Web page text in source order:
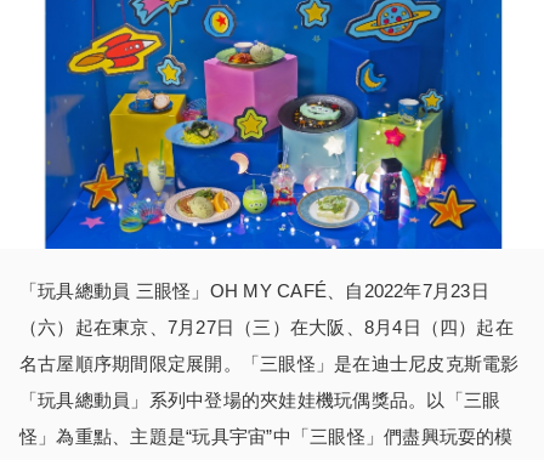
「玩具總動員 三眼怪」OH MY CAFÉ、自2022年7月23日
（六）起在東京、7月27日（三）在大阪、8月4日（四）起在
名古屋順序期間限定展開。「三眼怪」是在迪士尼皮克斯電影
「玩具總動員」系列中登場的夾娃娃機玩偶獎品。以「三眼
怪」為重點、主題是“玩具宇宙”中「三眼怪」們盡興玩耍的模